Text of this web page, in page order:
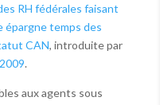
RH fédérales faisant
épargne temps des
CAN, introduite par
.
aux agents sous